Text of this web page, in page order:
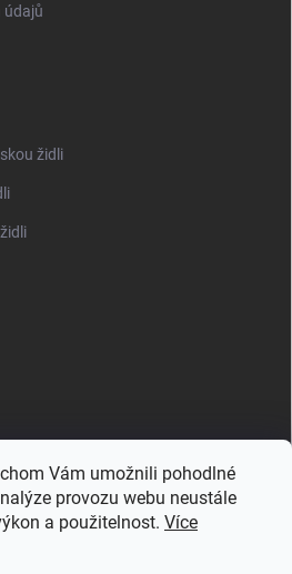
Vám umožnili pohodlné
provozu webu neustále
a použitelnost. Více
údajů
židli